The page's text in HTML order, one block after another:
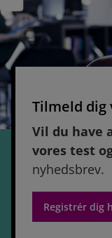
Tilmeld dig
Vil du have
vores test
nyhedsbrev.
Registrér dig